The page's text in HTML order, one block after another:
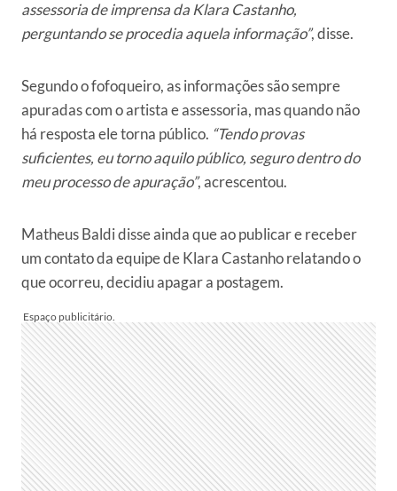
assessoria de imprensa da Klara Castanho,
perguntando se procedia aquela informação”, disse.
Segundo o fofoqueiro, as informações são sempre
apuradas com o artista e assessoria, mas quando não
há resposta ele torna público. “Tendo provas
suficientes, eu torno aquilo público, seguro dentro do
meu processo de apuração”, acrescentou.
Matheus Baldi disse ainda que ao publicar e receber
um contato da equipe de Klara Castanho relatando o
que ocorreu, decidiu apagar a postagem.